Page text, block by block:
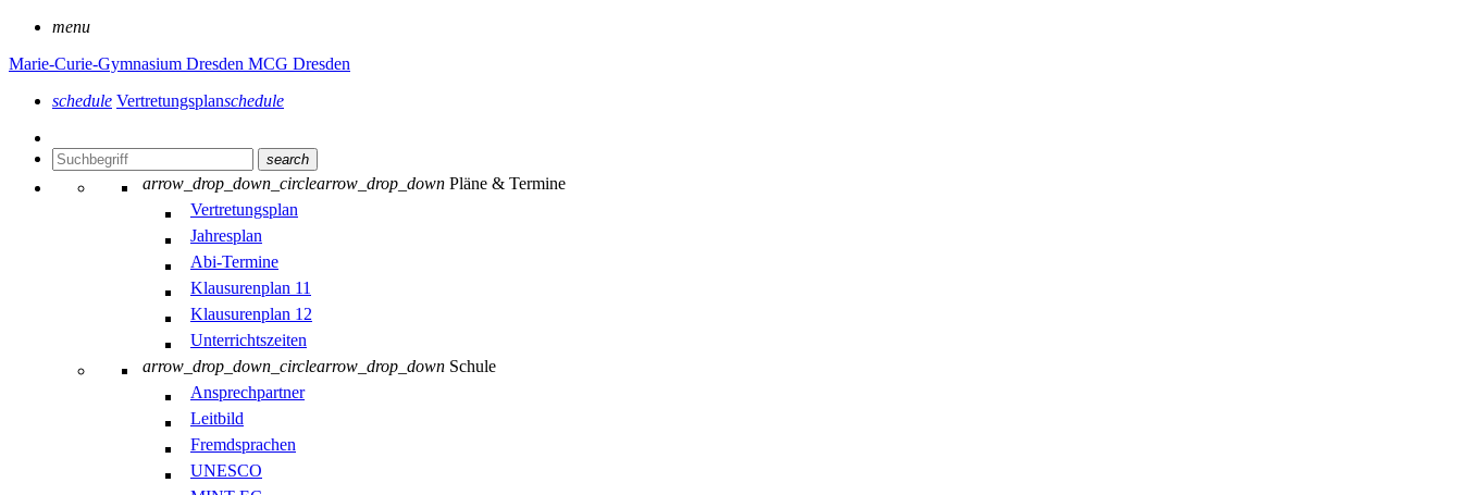
menu
Marie-Curie-Gymnasium Dresden MCG Dresden
schedule Vertretungsplanschedule
search
arrow_drop_down_circlearrow_drop_down Pläne & Termine
Vertretungsplan
Jahresplan
Abi-Termine
Klausurenplan 11
Klausurenplan 12
Unterrichtszeiten
arrow_drop_down_circlearrow_drop_down Schule
Ansprechpartner
Leitbild
Fremdsprachen
UNESCO